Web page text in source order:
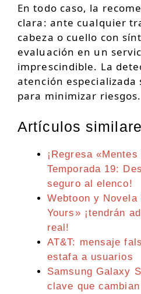
En todo caso, la
clara: ante cualquier
cabeza o cuello con
evaluación en un
imprescindible. La
atención especializada
para minimizar riesgos.
Artículos
¡Regresa
Temporada 19:
seguro al elenco!
Webtoon y
Yours» ¡tendrán
real!
AT&T: mensaje
estafa a usuarios
Samsung Galaxy
clave que